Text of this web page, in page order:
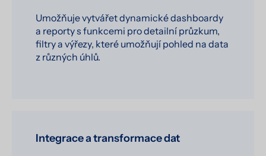
Umožňuje vytvářet dynamické dashboardy
a reporty s funkcemi pro detailní průzkum,
filtry a výřezy, které umožňují pohled na data
z různých úhlů.
Integrace a transformace dat